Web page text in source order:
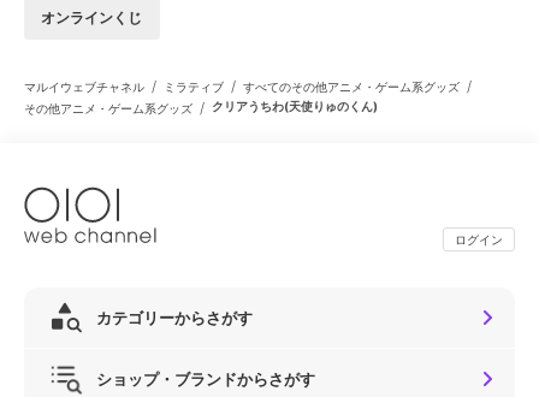
オンラインくじ
マルイウェブチャネル / ミラティブ / すべてのその他アニメ・ゲーム系グッズ /
その他アニメ・ゲーム系グッズ / クリアうちわ(天使りゅのくん)
ログイン
カテゴリーからさがす
ショップ・ブランドからさがす